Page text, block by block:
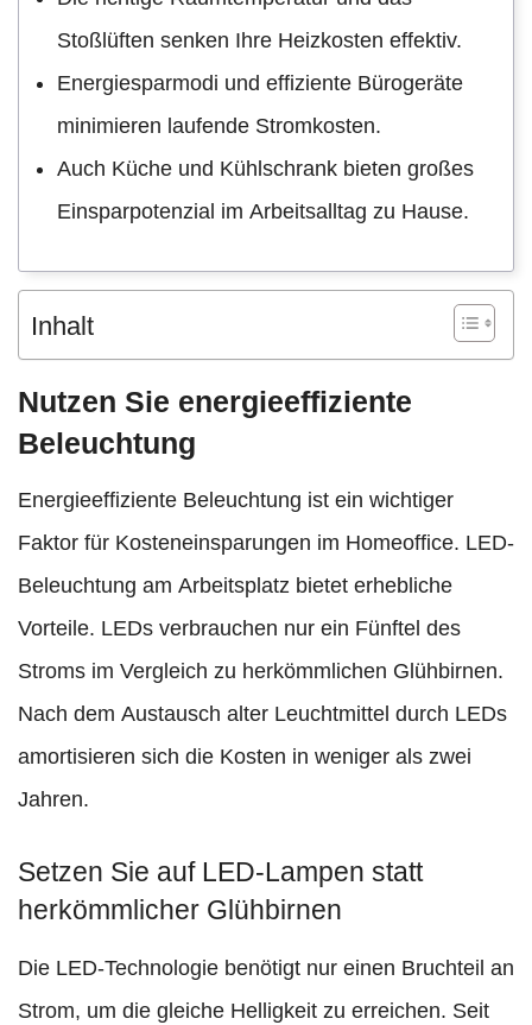
Stoßlüften senken Ihre Heizkosten effektiv.
Energiesparmodi und effiziente Bürogeräte
minimieren laufende Stromkosten.
Auch Küche und Kühlschrank bieten großes
Einsparpotenzial im Arbeitsalltag zu Hause.
Inhalt
Nutzen Sie energieeffiziente
Beleuchtung
Energieeffiziente Beleuchtung ist ein wichtiger
Faktor für Kosteneinsparungen im Homeoffice. LED-
Beleuchtung am Arbeitsplatz bietet erhebliche
Vorteile. LEDs verbrauchen nur ein Fünftel des
Stroms im Vergleich zu herkömmlichen Glühbirnen.
Nach dem Austausch alter Leuchtmittel durch LEDs
amortisieren sich die Kosten in weniger als zwei
Jahren.
Setzen Sie auf LED-Lampen statt
herkömmlicher Glühbirnen
Die LED-Technologie benötigt nur einen Bruchteil an
Strom, um die gleiche Helligkeit zu erreichen. Seit